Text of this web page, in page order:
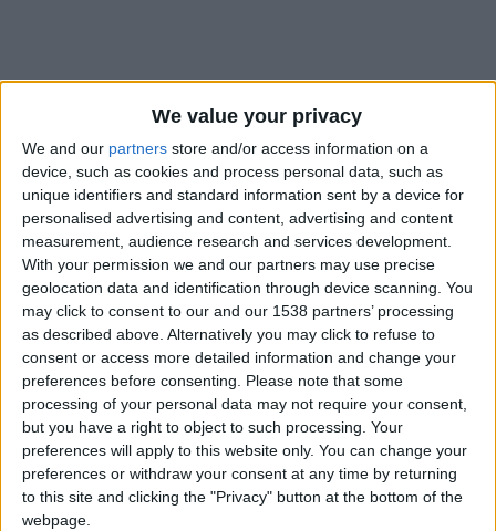
We value your privacy
We and our partners store and/or access information on a
device, such as cookies and process personal data, such as
unique identifiers and standard information sent by a device for
personalised advertising and content, advertising and content
measurement, audience research and services development.
With your permission we and our partners may use precise
geolocation data and identification through device scanning. You
may click to consent to our and our 1538 partners’ processing
as described above. Alternatively you may click to refuse to
consent or access more detailed information and change your
preferences before consenting.
Please note that some
processing of your personal data may not require your consent,
but you have a right to object to such processing. Your
preferences will apply to this website only. You can change your
preferences or withdraw your consent at any time by returning
to this site and clicking the "Privacy" button at the bottom of the
webpage.
Par l’intermédiaire de Thiago Scuro, l’AS Monaco avait
clairementaffiché sa désapprobationquant à l’attitude de
Mohamed Camara lors des actions entreprises par la LFP
dans la lutte contre l’homophobie lors de la dernière journée
de championnat. Un discours qui sera suivi d’actes par le club
de la Principauté, qui a décidé de laisser le milieu de terrain
malien se défendre seul en visio mercredi soir devant la
commission de la discipline de la Ligue.
«L’AS Monaco ne soutient pas l’initiative du joueur et n’a pas
prévu de l’assister en commission», a fait savoir l’ASM à
L’Équipe, ajoutant qu’elle analysait «en interne les suites à
donner
» à cette affaire. Camara pourrait déjà écoper d’une